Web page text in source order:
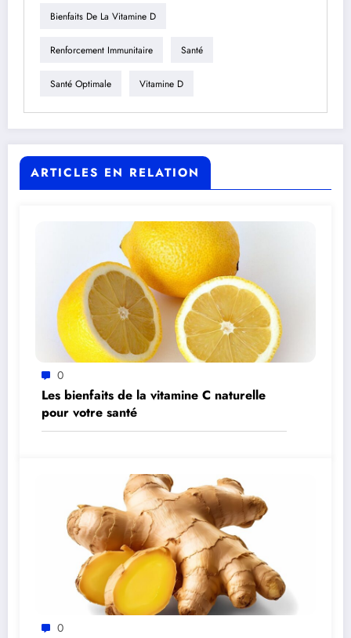
Bienfaits De La Vitamine D
Renforcement Immunitaire Santé
Santé Optimale Vitamine D
ARTICLES EN RELATION
0
Les bienfaits de la vitamine C naturelle
pour votre santé
0